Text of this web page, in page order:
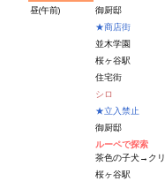
昼(午前)
御厨邸
★商店街
並木学園
桜ヶ谷駅
住宅街
シロ
★立入禁止
御厨邸
ルーペで探索
茶色の子犬→ク
桜ヶ谷駅